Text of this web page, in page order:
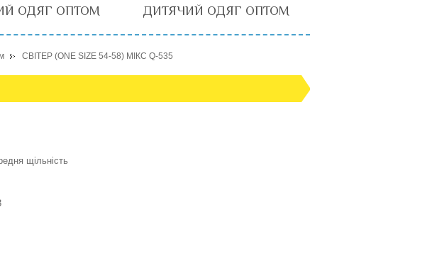
ОДЯГ ОПТОМ ДИТЯЧИЙ ОДЯГ ОПТОМ
СВІТЕР (ONE SIZE 54-58) МІКС Q-535
щільність